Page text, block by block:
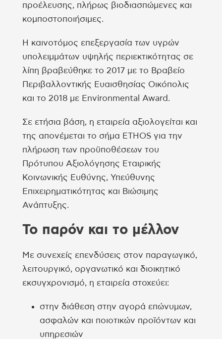
προέλευσης, πλήρως βιοδιασπώμενες και
κομποστοποιήσιμες.
Η καινοτόμος επεξεργασία των υγρών
υπολειμμάτων υψηλής περιεκτικότητας σε
λίπη βραβεύθηκε το 2017 με το Βραβείο
Περιβαλλοντικής Ευαισθησίας Οικόπολις
και το 2018 με Environmental Award.
Σε ετήσια βάση, η εταιρεία αξιολογείται και
της απονέμεται το σήμα ETHOS για την
πλήρωση των προϋποθέσεων του
Πρότυπου Αξιολόγησης Εταιρικής
Κοινωνικής Ευθύνης, Υπεύθυνης
Επιχειρηματικότητας και Βιώσιμης
Ανάπτυξης.
Το παρόν και το μέλλον
Με συνεχείς επενδύσεις στον παραγωγικό,
λειτουργικό, οργανωτικό και διοικητικό
εκσυγχρονισμό, η εταιρεία στοχεύει:
στην διάθεση στην αγορά επώνυμων,
ασφαλών και ποιοτικών προϊόντων και
υπηρεσιών